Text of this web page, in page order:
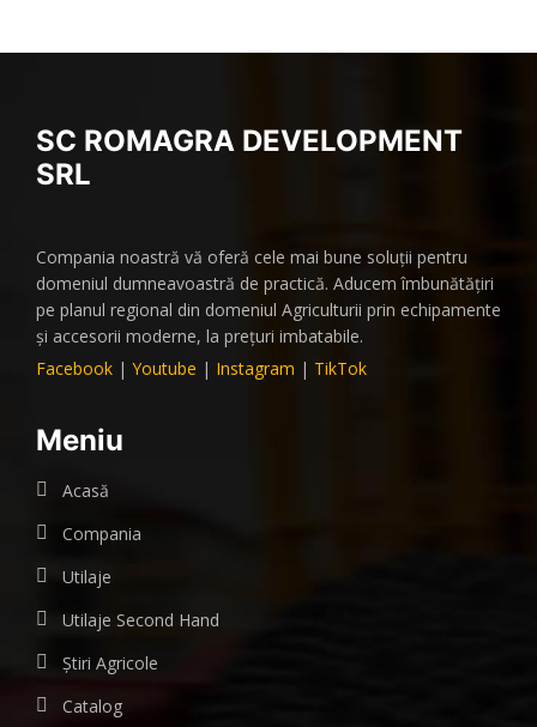
SC ROMAGRA DEVELOPMENT
SRL
Compania noastră vă oferă cele mai bune soluții pentru
domeniul dumneavoastră de practică. Aducem îmbunătățiri
pe planul regional din domeniul Agriculturii prin echipamente
și accesorii moderne, la prețuri imbatabile.
Facebook | Youtube | Instagram | TikTok
Meniu
Acasă
Compania
Utilaje
Utilaje Second Hand
Știri Agricole
Catalog